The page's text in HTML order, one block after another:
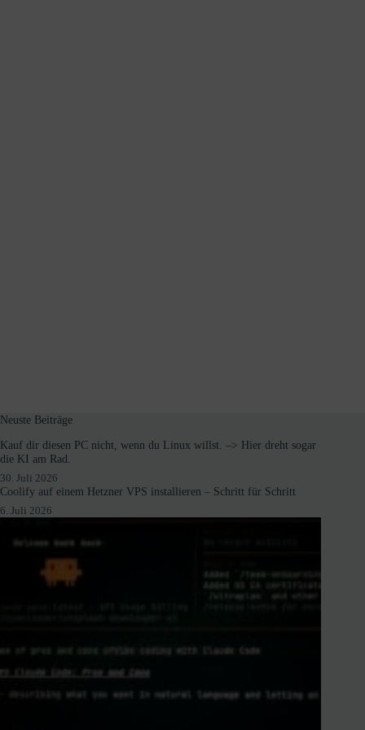
Neuste Beiträge
Kauf dir diesen PC nicht, wenn du Linux willst. –> Hier dreht sogar
die KI am Rad.
30. Juli 2026
Coolify auf einem Hetzner VPS installieren – Schritt für Schritt
6. Juli 2026